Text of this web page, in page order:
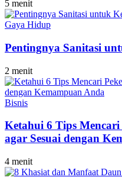
5 menit
Gaya Hidup
Pentingnya Sanitasi
2 menit
Bisnis
Ketahui 6 Tips
agar Sesuai dengan
4 menit